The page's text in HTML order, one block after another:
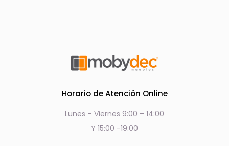
Horario de Atención Online
Lunes – Viernes 9:00 – 14:00
Y 15:00 -19:00